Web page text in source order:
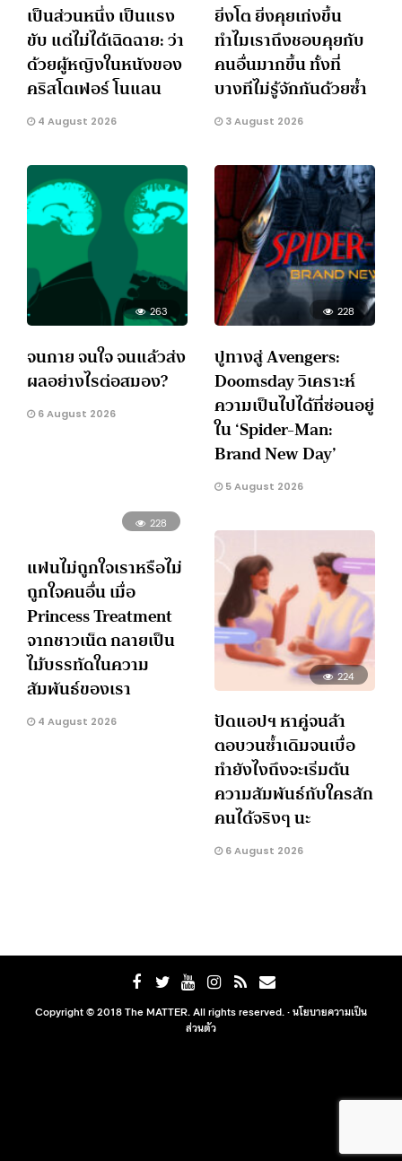
เป็นส่วนหนึ่ง เป็นแรง
ขับ แต่ไม่ได้เฉิดฉาย: ว่า
ด้วยผู้หญิงในหนังของ
คริสโตเฟอร์ โนแลน
4 August 2026
ยิ่งโต ยิ่งคุยเก่งขึ้น
ทำไมเราถึงชอบคุยกับ
คนอื่นมากขึ้น ทั้งที่
บางทีไม่รู้จักกันด้วยซ้ำ
3 August 2026
263
จนกาย จนใจ จนแล้วส่ง
ผลอย่างไรต่อสมอง?
6 August 2026
228
ปูทางสู่ Avengers:
Doomsday วิเคราะห์
ความเป็นไปได้ที่ซ่อนอยู่
ใน ‘Spider-Man:
Brand New Day’
5 August 2026
228
แฟนไม่ถูกใจเราหรือไม่
ถูกใจคนอื่น เมื่อ
Princess Treatment
จากชาวเน็ต กลายเป็น
ไม้บรรทัดในความ
สัมพันธ์ของเรา
4 August 2026
224
ปัดแอปฯ หาคู่จนล้า
ตอบวนซ้ำเดิมจนเบื่อ
ทำยังไงถึงจะเริ่มต้น
ความสัมพันธ์กับใครสัก
คนได้จริงๆ นะ
6 August 2026
Copyright © 2018 The MATTER. All rights reserved. ·นโยบายความเป็น
ส่วนตัว